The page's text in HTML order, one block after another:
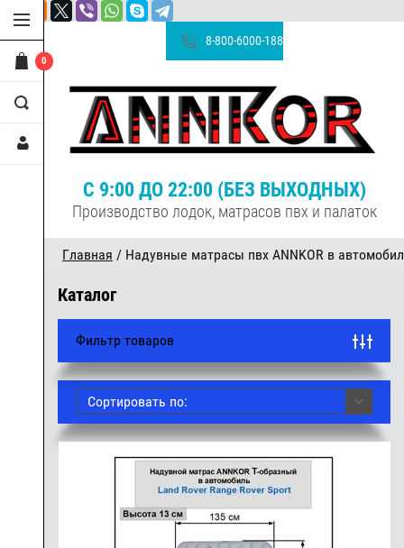
0
8-800-6000-188
С 9:00 ДО 22:00 (БЕЗ ВЫХОДНЫХ)
Производство лодок, матрасов пвх и палаток
Главная / Надувные матрасы пвх ANNKOR в
Каталог
Фильтр товаров
Сортировать по: